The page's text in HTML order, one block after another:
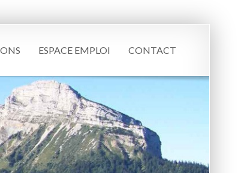
ESPACE EMPLOI CONTACT